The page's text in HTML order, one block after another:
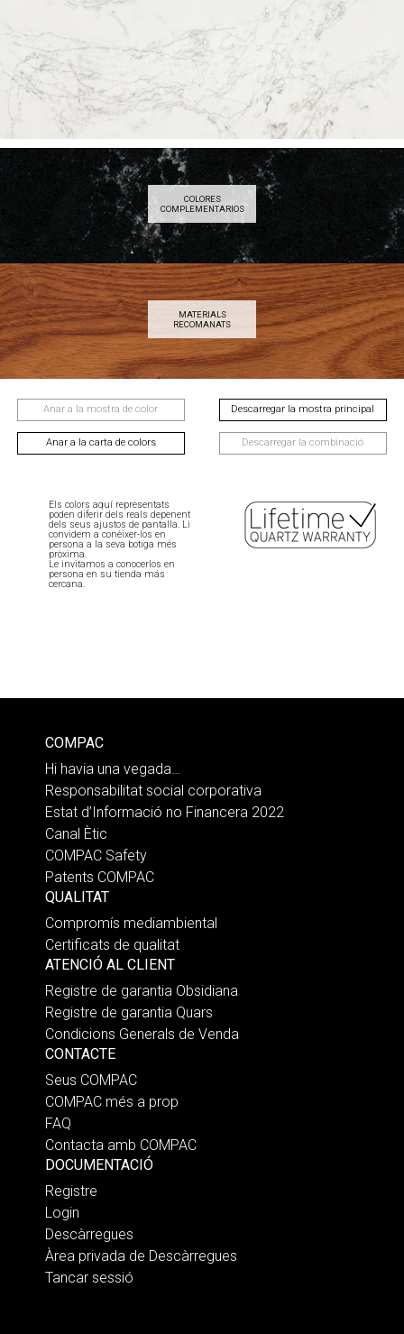
COLORES
COMPLEMENTARIOS
MATERIALS
RECOMANATS
Anar a la mostra de color
Anar a la carta de colors
Descarregar la mostra principal
Descarregar la combinació
Els colors aquí representats
poden diferir dels reals depenent
dels seus ajustos de pantalla. Li
convidem a conèixer-los en
persona a la seva botiga més
pròxima.
Le invitamos a conocerlos en
persona en su tienda más
cercana.
COMPAC
Hi havia una vegada…
Responsabilitat social corporativa
Estat d’Informació no Financera 2022
Canal Ètic
COMPAC Safety
Patents COMPAC
QUALITAT
Compromís mediambiental
Certificats de qualitat
ATENCIÓ AL CLIENT
Registre de garantia Obsidiana
Registre de garantia Quars
Condicions Generals de Venda
CONTACTE
Seus COMPAC
COMPAC més a prop
FAQ
Contacta amb COMPAC
DOCUMENTACIÓ
Registre
Login
Descàrregues
Àrea privada de Descàrregues
Tancar sessió